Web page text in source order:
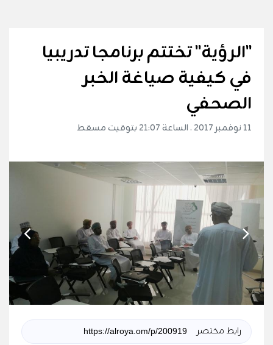
"الرؤية" تختتم برنامجا تدريبيا
في كيفية صياغة الخبر
الصحفي
11 نوفمبر 2017 . الساعة 21:07 بتوقيت مسقط
رابط مختصر